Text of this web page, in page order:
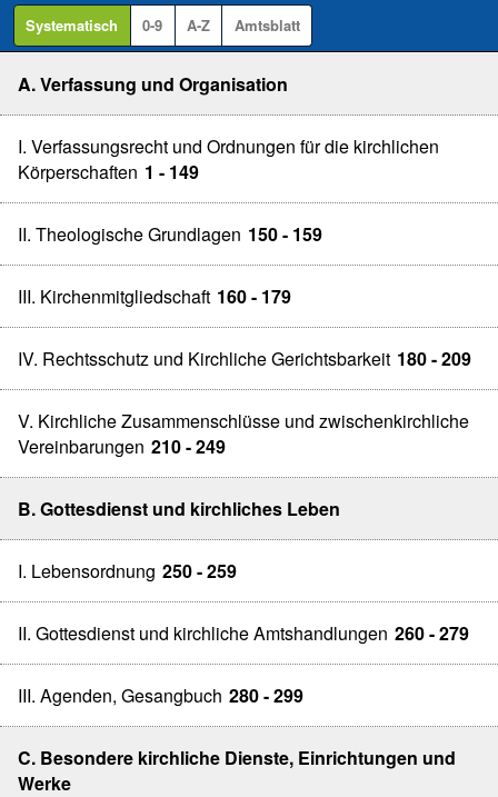
Systematisch 0-9 A-Z Amtsblatt
A. Verfassung und Organisation
I. Verfassungsrecht und Ordnungen für die kirchlichen
Körperschaften 1 - 149
II. Theologische Grundlagen 150 - 159
III. Kirchenmitgliedschaft 160 - 179
IV. Rechtsschutz und Kirchliche Gerichtsbarkeit 180 - 209
V. Kirchliche Zusammenschlüsse und zwischenkirchliche
Vereinbarungen 210 - 249
B. Gottesdienst und kirchliches Leben
I. Lebensordnung 250 - 259
II. Gottesdienst und kirchliche Amtshandlungen 260 - 279
III. Agenden, Gesangbuch 280 - 299
C. Besondere kirchliche Dienste, Einrichtungen und
Werke